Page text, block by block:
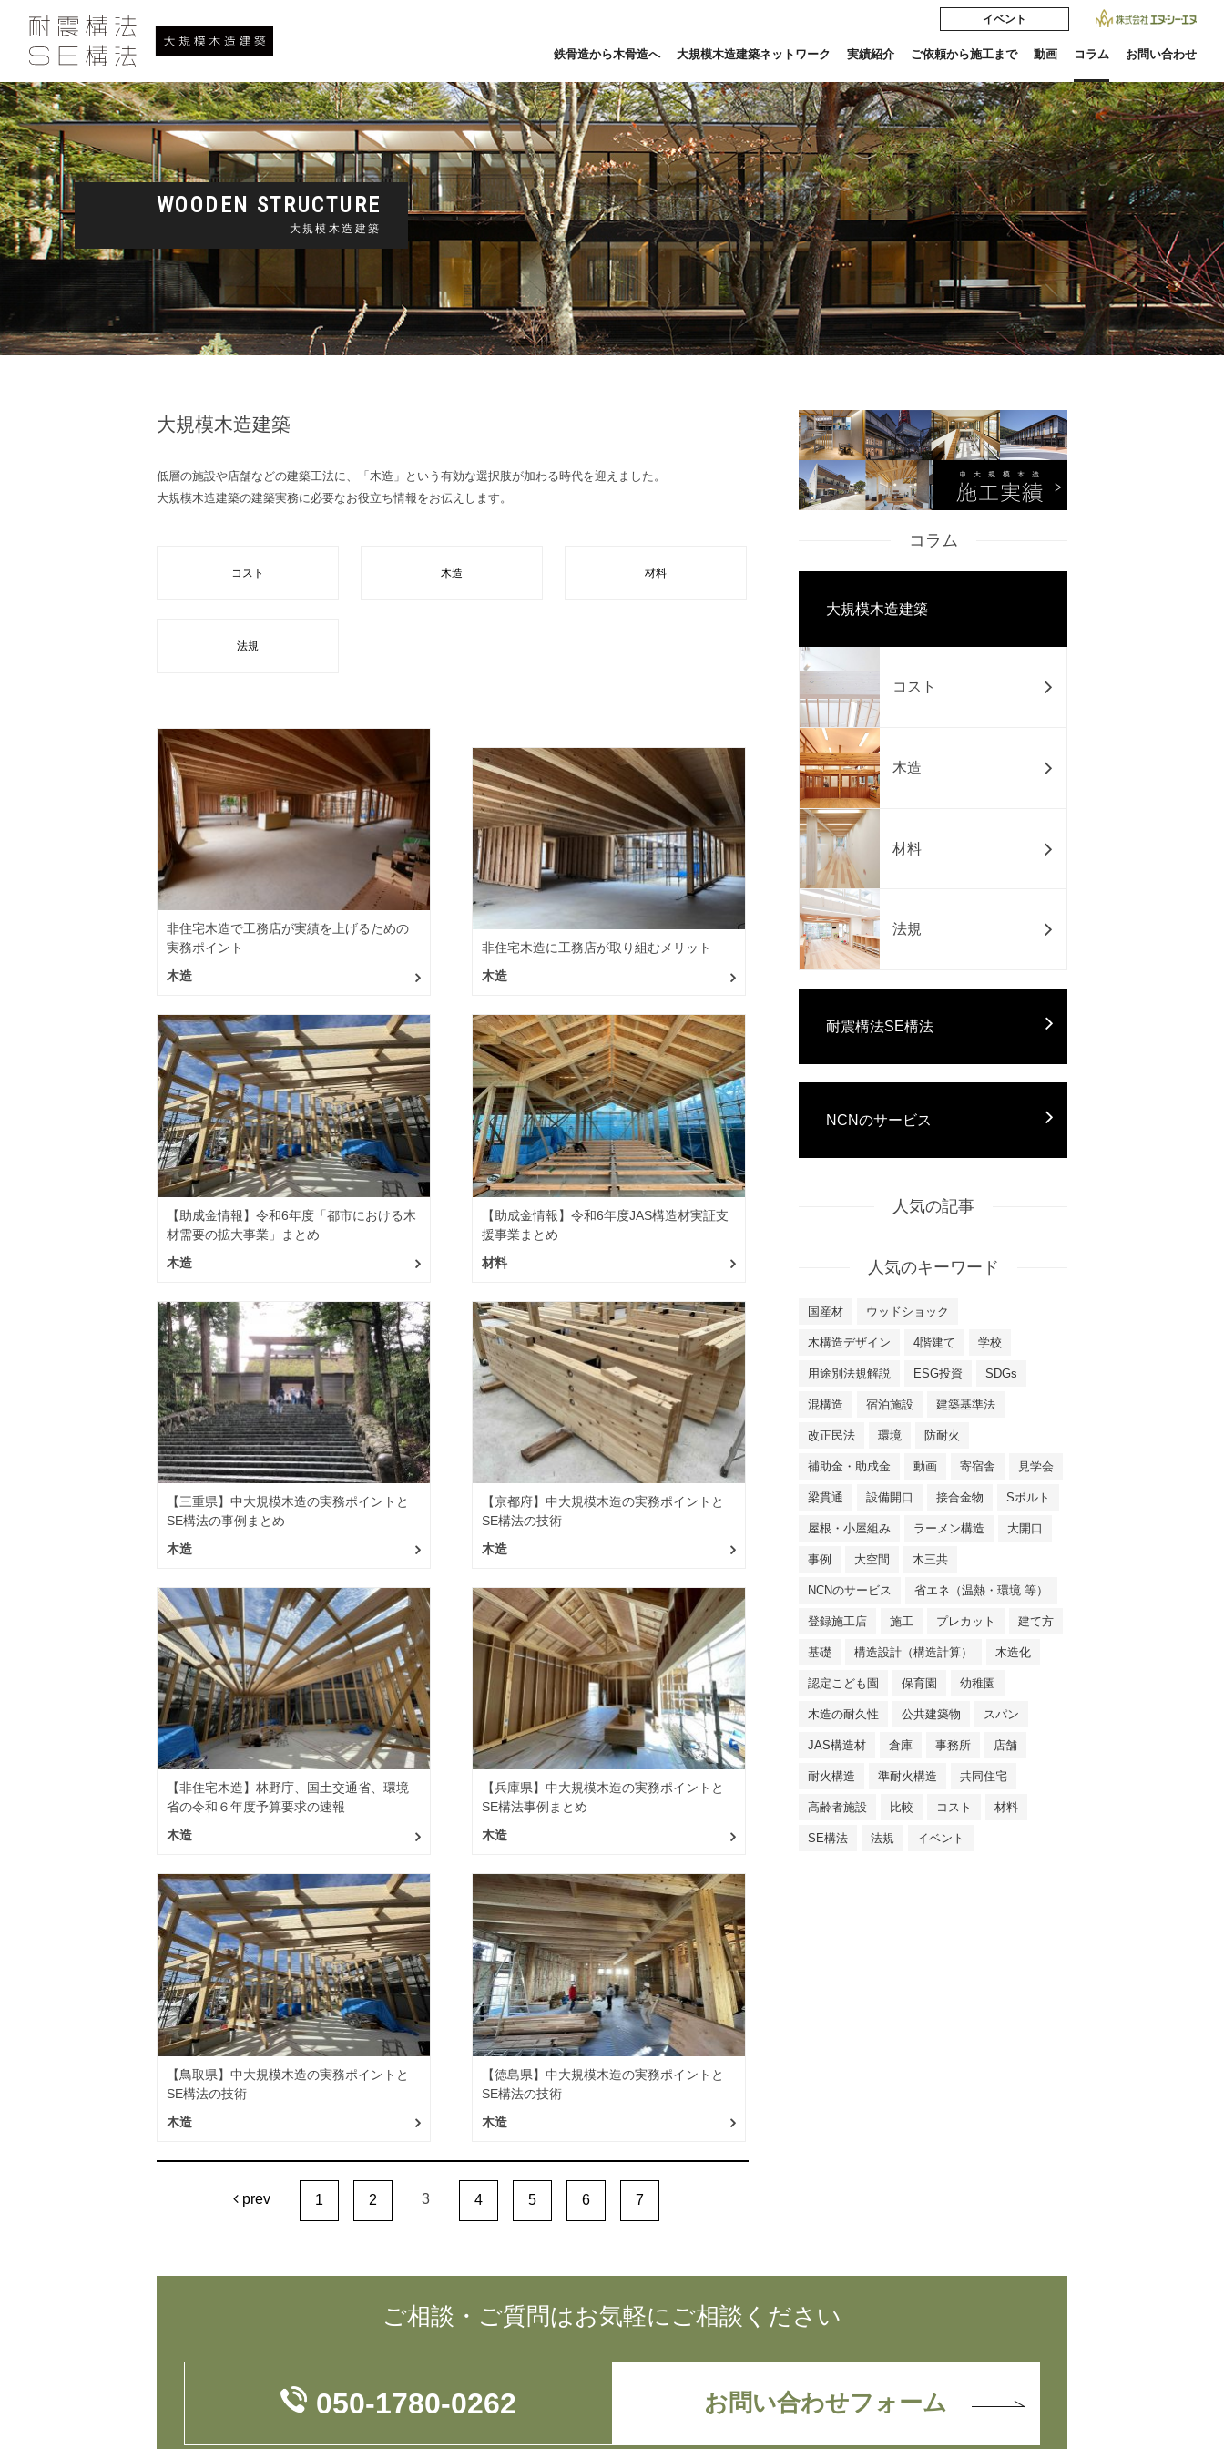
イベント
鉄骨造から木骨造へ 大規模木造建築ネットワーク 実績紹介 ご依頼から施工まで 動画 コラム お問い合わせ
WOODEN STRUCTURE
大規模木造建築
大規模木造建築
低層の施設や店舗などの建築工法に、「木造」という有効な選択肢が加わる時代を迎えました。
大規模木造建築の建築実務に必要なお役立ち情報をお伝えします。
コスト 木造 材料
法規
非住宅木造で工務店が実績を上げるための
実務ポイント
木造
非住宅木造に工務店が取り組むメリット
木造
【助成金情報】令和6年度「都市における木
材需要の拡大事業」まとめ
木造
【助成金情報】令和6年度JAS構造材実証支
援事業まとめ
材料
【三重県】中大規模木造の実務ポイントと
SE構法の事例まとめ
木造
【京都府】中大規模木造の実務ポイントと
SE構法の技術
木造
【非住宅木造】林野庁、国土交通省、環境
省の令和６年度予算要求の速報
木造
【兵庫県】中大規模木造の実務ポイントと
SE構法事例まとめ
木造
【鳥取県】中大規模木造の実務ポイントと
SE構法の技術
木造
【徳島県】中大規模木造の実務ポイントと
SE構法の技術
木造
prev 1 2 3 4 5 6 7
コラム
大規模木造建築
コスト
木造
材料
法規
耐震構法SE構法
NCNのサービス
人気の記事
人気のキーワード
国産材 ウッドショック
木構造デザイン 4階建て 学校
用途別法規解説 ESG投資 SDGs
混構造 宿泊施設 建築基準法
改正民法 環境 防耐火
補助金・助成金 動画 寄宿舎 見学会
梁貫通 設備開口 接合金物 Sボルト
屋根・小屋組み ラーメン構造 大開口
事例 大空間 木三共
NCNのサービス 省エネ（温熱・環境 等）
登録施工店 施工 プレカット 建て方
基礎 構造設計（構造計算） 木造化
認定こども園 保育園 幼稚園
木造の耐久性 公共建築物 スパン
JAS構造材 倉庫 事務所 店舗
耐火構造 準耐火構造 共同住宅
高齢者施設 比較 コスト 材料
SE構法 法規 イベント
ご相談・ご質問はお気軽にご相談ください
050-1780-0262 お問い合わせフォーム